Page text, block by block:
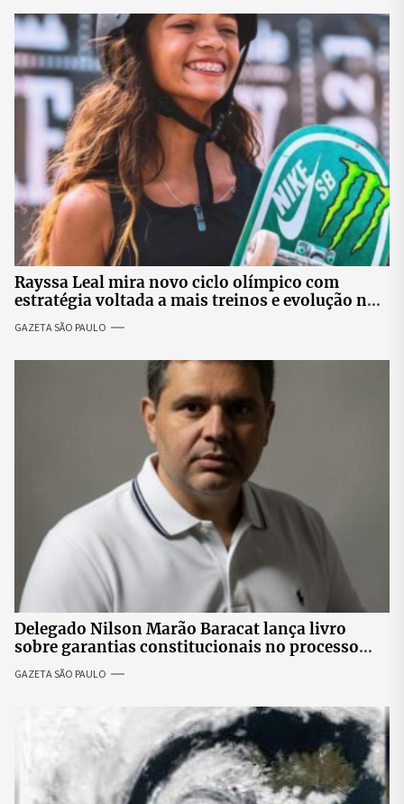
Rayssa Leal mira novo ciclo olímpico com
estratégia voltada a mais treinos e evolução no
GAZETA SÃO PAULO
Delegado Nilson Marão Baracat lança livro
sobre garantias constitucionais no processo
penal brasileiro
GAZETA SÃO PAULO